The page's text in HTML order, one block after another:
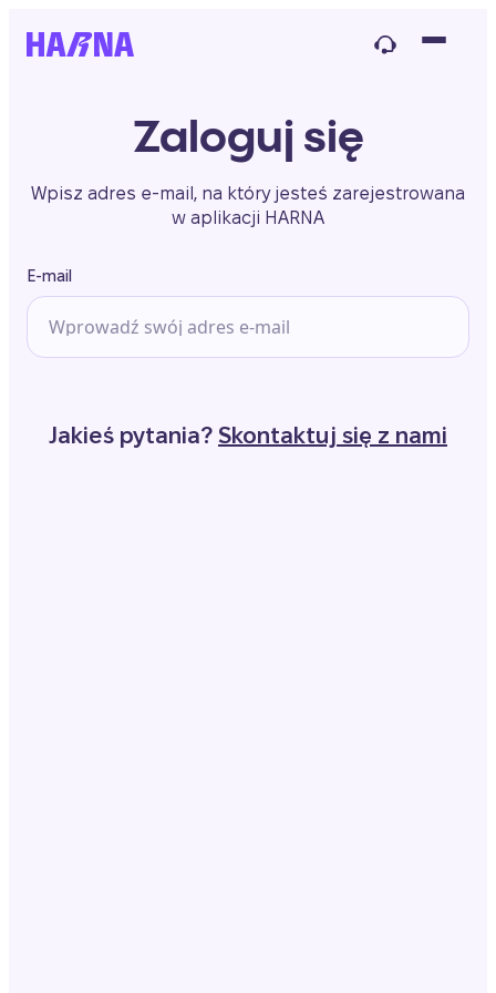
Zaloguj się
Wpisz adres e-mail, na który jesteś zarejestrowana
w aplikacji HARNA
E-mail
Jakieś pytania? Skontaktuj się z nami